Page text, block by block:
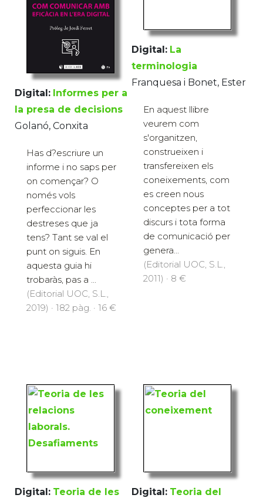
Digital: Informes per a
la presa de decisions
Golanó, Conxita
Has d?escriure un
informe i no saps per
on començar? O
només vols
perfeccionar les
destreses que ja
tens? Tant se val el
punt on siguis. En
aquesta guia hi
trobaràs, pas a ...
(Editorial UOC, S.L.,
2019) · 182 pàg. · 16 €
Digital: La
terminologia
Franquesa i Bonet, Ester
En aquest llibre
veurem com
s'organitzen,
construeixen i
transfereixen els
coneixements, com
es creen nous
conceptes per a tot
discurs i tota forma
de comunicació per
genera...
(Editorial UOC, S.L.,
2011) · 8 €
Digital: Teoria de les
Digital: Teoria del